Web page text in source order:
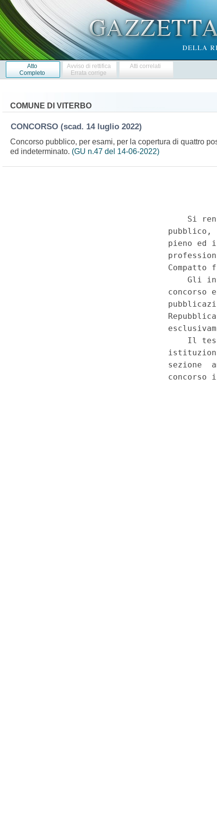
Atto
Completo
Avviso di rettifica
Errata corrige
Atti correlati
COMUNE DI VITERBO
CONCORSO (scad. 14 luglio 2022)
Concorso pubblico, per esami, per la copertura di quattro
ed indeterminato. (GU n.47 del 14-06-2022)